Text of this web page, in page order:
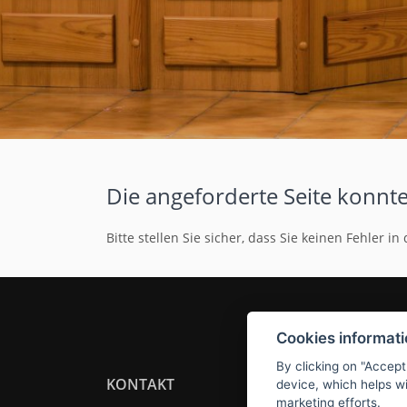
Die angeforderte Seite
Bitte stellen Sie sicher, dass Sie keinen Fehler
KONTAKT
Cookies
By clicking on
device, which helps
marketing efforts.